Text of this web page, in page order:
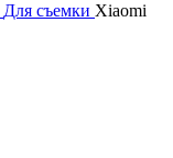
Для съемки Xiaomi